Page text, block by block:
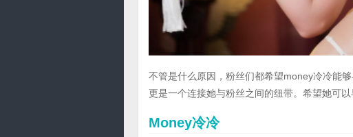
不管是什么原因，粉丝们都希望money冷冷能
更是一个连接她与粉丝之间的纽带。希望她可
Money冷冷